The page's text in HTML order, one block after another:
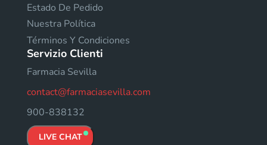
Estado De Pedido
Nuestra Política
Términos Y Condiciones
Servizio Clienti
Farmacia Sevilla
contact@farmaciasevilla.com
900-838132
LIVE CHAT